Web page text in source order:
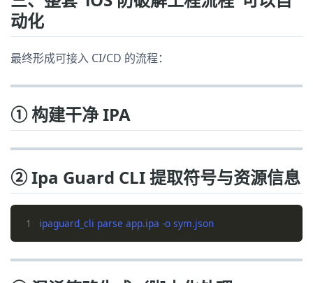
动化
最终形成可接入 CI/CD 的流程：
① 构建干净 IPA
② Ipa Guard CLI 提取符号与资源信息
1